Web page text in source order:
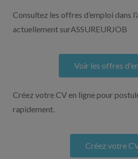
Consultez les offres d’emploi dans
actuellement surASSUREURJOB
Voir les offres
Créez votre CV en ligne pour
rapidement.
Créez votre